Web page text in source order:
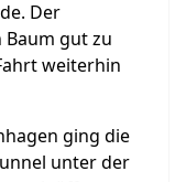
Der
Baum gut zu
weiterhin
ging die
unter der